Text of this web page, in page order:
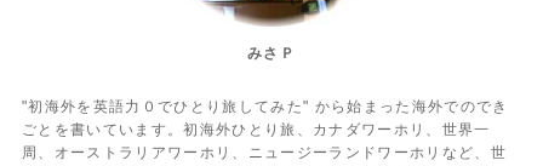
みさＰ
"初海外を英語力０でひとり旅してみた" から始まった海外でのでき
ごとを書いています。初海外ひとり旅、カナダワーホリ、世界一
周、オーストラリアワーホリ、ニュージーランドワーホリなど、世